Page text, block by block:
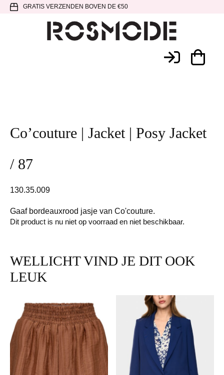
Spring
hoofdnavigatie
Door
SpringGRATIS VERZENDEN BOVEN DE €50
Co’couture | Jacket | Posy Jacket
/ 87
130.35.009
Gaaf bordeauxrood jasje van Co'couture.
Dit product is nu niet op voorraad en niet beschikbaar.
WELLICHT VIND JE DIT OOK
LEUK